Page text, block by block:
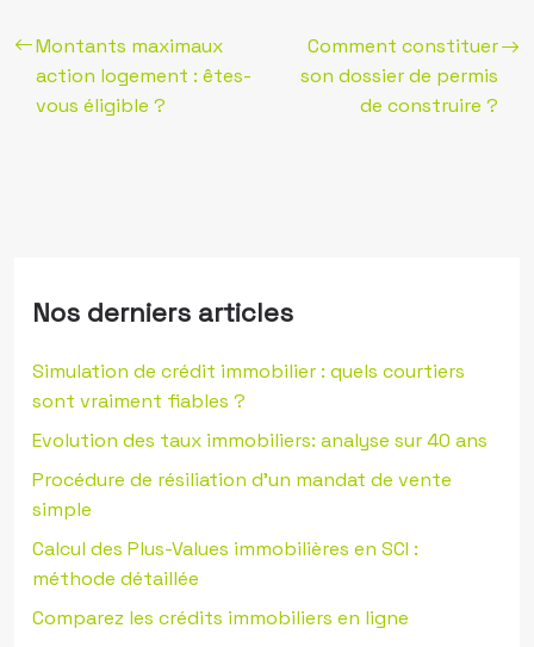
Montants maximaux
action logement : êtes-
vous éligible ?
Comment constituer
son dossier de permis
de construire ?
Nos derniers articles
Simulation de crédit immobilier : quels courtiers
sont vraiment fiables ?
Evolution des taux immobiliers: analyse sur 40 ans
Procédure de résiliation d’un mandat de vente
simple
Calcul des Plus-Values immobilières en SCI :
méthode détaillée
Comparez les crédits immobiliers en ligne